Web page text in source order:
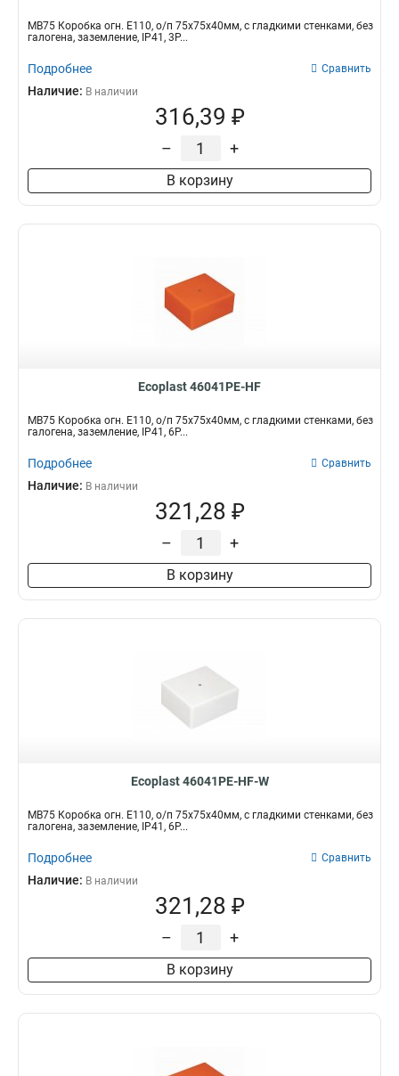
MB75 Коробка огн. E110, о/п 75х75х40мм, с гладкими стенками, без
галогена, заземление, IP41, 3P...
Подробнее Сравнить
Наличие: В наличии
316,39 ₽
– +
В корзину
Ecoplast 46041PE-HF
MB75 Коробка огн. E110, о/п 75х75х40мм, с гладкими стенками, без
галогена, заземление, IP41, 6P...
Подробнее Сравнить
Наличие: В наличии
321,28 ₽
– +
В корзину
Ecoplast 46041PE-HF-W
MB75 Коробка огн. E110, о/п 75х75х40мм, с гладкими стенками, без
галогена, заземление, IP41, 6P...
Подробнее Сравнить
Наличие: В наличии
321,28 ₽
– +
В корзину